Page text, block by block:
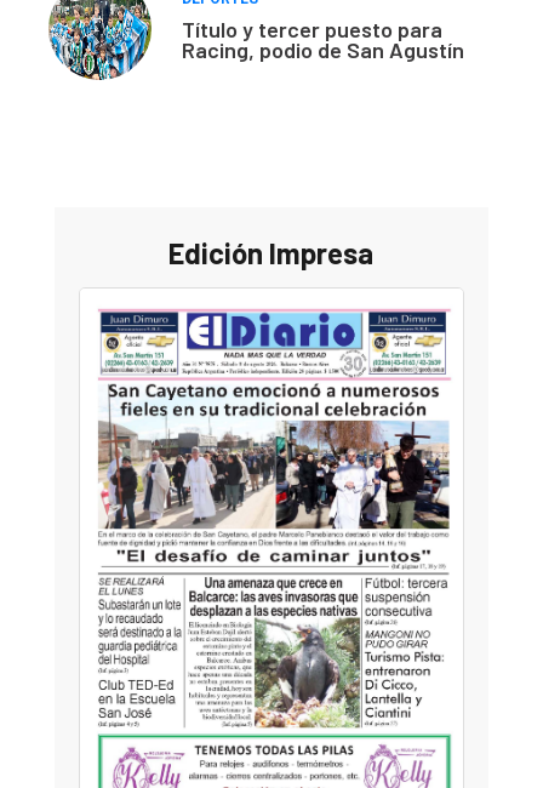
Título y tercer puesto para
Racing, podio de San Agustín
Edición Impresa